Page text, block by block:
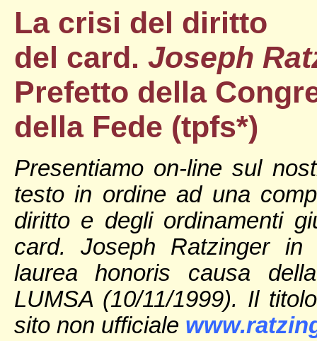
La crisi del diritto
del card. Joseph
Prefetto della
della Fede (tpfs*)
Presentiamo on-line sul
testo in ordine ad una
diritto e degli ordinamenti
card. Joseph Ratzinger in
laurea honoris causa
LUMSA (10/11/1999). Il
sito non ufficiale